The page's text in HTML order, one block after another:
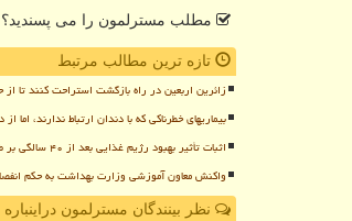
مطلب مسترلمون را می پسندید؟
تازه ترین مطالب مرتبط
زائرین اربعین در راه بازگشت استراحت کنند تا
بیماریهای خطرناکی که با دندان ارتباط ندارند، اما
اثبات تأثیر بهبود رژیم غذایی بعد از ۴۰ سالگی بر طول عمر
واکنش معاون آموزشی وزارت بهداشت به حکم
نظر بینندگان مسترلمون دراینباره